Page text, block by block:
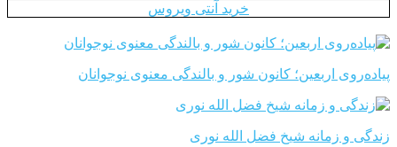
خرید آنتی ویروس
پیاده‌روی اربعین؛ کانون شور و بالندگی معنوی نوجوانان
زندگی و زمانه شیخ فضل الله نوری